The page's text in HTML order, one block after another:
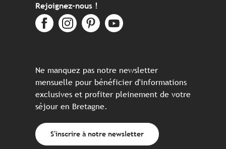
Rejoignez-nous !
Ne manquez pas notre newsletter
mensuelle pour bénéficier d'informations
exclusives et profiter pleinement de votre
séjour en Bretagne.
S'inscrire à notre newsletter